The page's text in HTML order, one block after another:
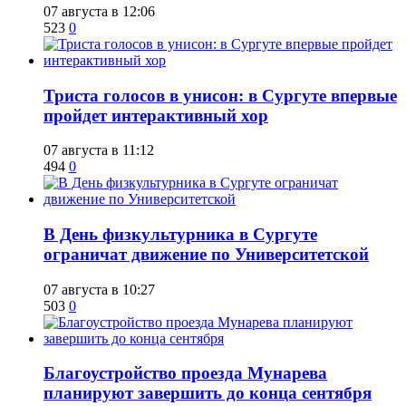
07 августа в 12:06
523 0
​Триста голосов в унисон: в Сургуте впервые
пройдет интерактивный хор
07 августа в 11:12
494 0
​В День физкультурника в Сургуте
ограничат движение по Университетской
07 августа в 10:27
503 0
Благоустройство проезда Мунарева
планируют завершить до конца сентября